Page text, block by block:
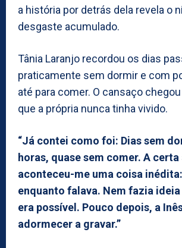
a história por detrás dela revela o
desgaste acumulado.
Tânia Laranjo recordou os dias
praticamente sem dormir e com
até para comer. O cansaço
que a própria nunca tinha vivido.
“Já contei como foi: Dias sem
horas, quase sem comer. A
aconteceu-me uma coisa
enquanto falava. Nem fazia ideia
era possível. Pouco depois, a
adormecer a gravar.”